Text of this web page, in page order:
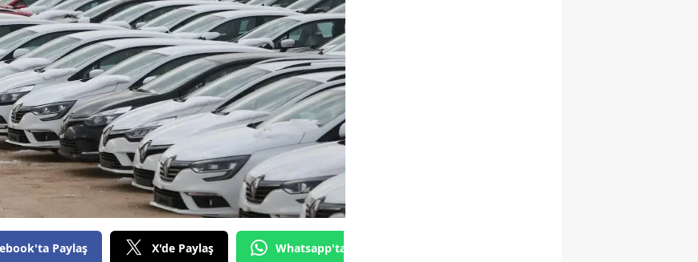
Çanakkale
Çankırı
Çorum
Denizli
Diyarbakır
Edirne
Elazığ
Erzincan
Paylaş X'de Paylaş Whatsapp'tan Gönder